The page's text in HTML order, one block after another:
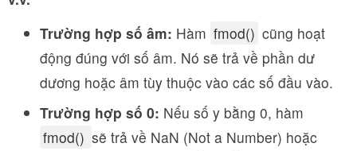
Trường hợp số âm: Hàm fmod() cũng hoạt
động đúng với số âm. Nó sẽ trả về phần dư
dương hoặc âm tùy thuộc vào các số đầu vào.
Trường hợp số 0: Nếu số y bằng 0, hàm
fmod() sẽ trả về NaN (Not a Number) hoặc